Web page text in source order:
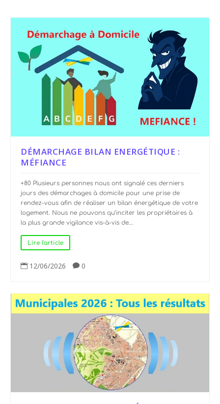
DÉMARCHAGE BILAN ENERGÉTIQUE :
MÉFIANCE
+80 Plusieurs personnes nous ont signalé ces derniers
jours des démarchages à domicile pour une prise de
rendez-vous afin de réaliser un bilan énergétique de votre
logement. Nous ne pouvons qu’inciter les propriétaires à
la plus grande vigilance vis-à-vis de...
Lire l'article
 12/06/2026  0